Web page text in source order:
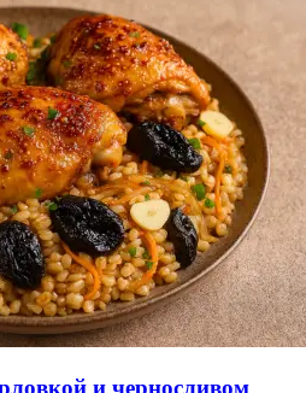
и черносливом